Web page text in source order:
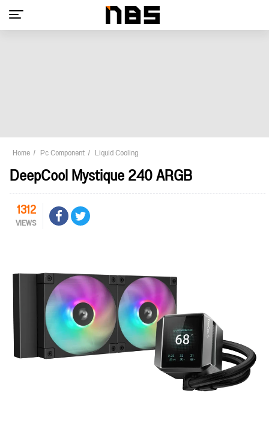
Home Pc Component Liquid Cooling
DeepCool Mystique 240 ARGB
1312
VIEWS